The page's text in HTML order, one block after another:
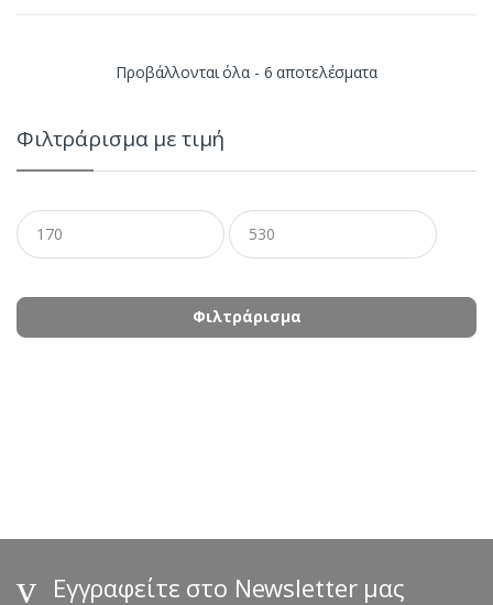
Προβάλλονται όλα - 6 αποτελέσματαSorted
Φιλτράρισμα με τιμή
Ελάχιστη
τιμή
Μέγιστη
τιμή
Φιλτράρισμα
d
Εγγραφείτε στο Newsletter μας